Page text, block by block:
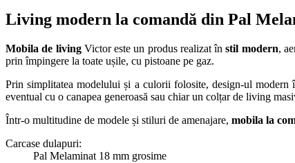
Living modern la comandă din Pal
Mobila de livingVictor este un produs realizat înstil modern,
prin împingere la toate ușile, cu pistoane pe gaz.
Prin simplitatea modelului și a culorii folosite, design-ul modern
eventual cu o canapea generoasă sau chiar un colțar de living
Într-o multitudine de modele și stiluri de amenajare, mobila la
Carcase dulapuri:
Pal Melaminat 18 mm grosime